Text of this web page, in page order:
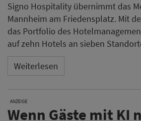
Signo Hospitality übernimmt das
Mannheim am Friedensplatz. Mit
das Portfolio des
auf zehn Hotels an sieben
Weiterlesen
ANZEIGE
Wenn Gäste mit KI